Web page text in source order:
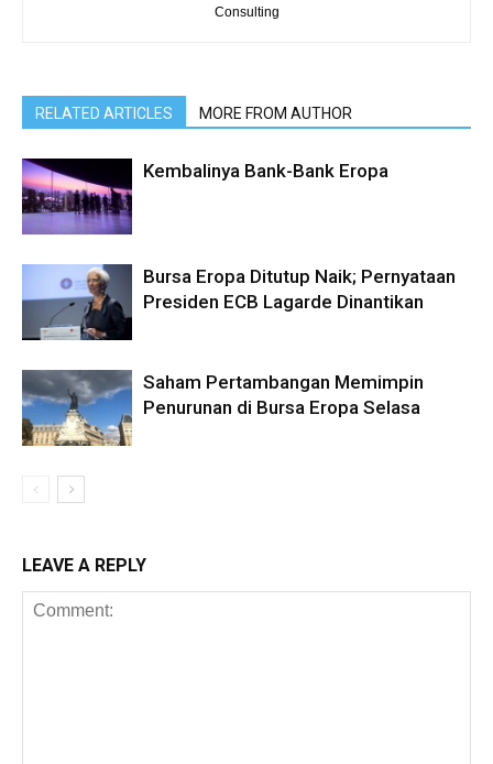
Consulting
RELATED ARTICLES MORE FROM AUTHOR
Kembalinya Bank-Bank Eropa
Bursa Eropa Ditutup Naik; Pernyataan
Presiden ECB Lagarde Dinantikan
Saham Pertambangan Memimpin
Penurunan di Bursa Eropa Selasa
LEAVE A REPLY